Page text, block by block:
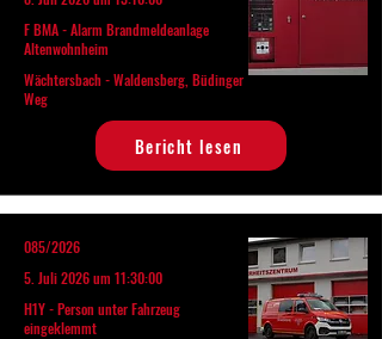
F BMA - Alarm Brandmeldeanlage
Altenwohnheim
Wächtersbach - Waldensberg, Büdinger
Weg
Bericht lesen
085/2026
5. Juli 2026 um 11:30:00
H1Y - Person unter Fahrzeug
eingeklemmt